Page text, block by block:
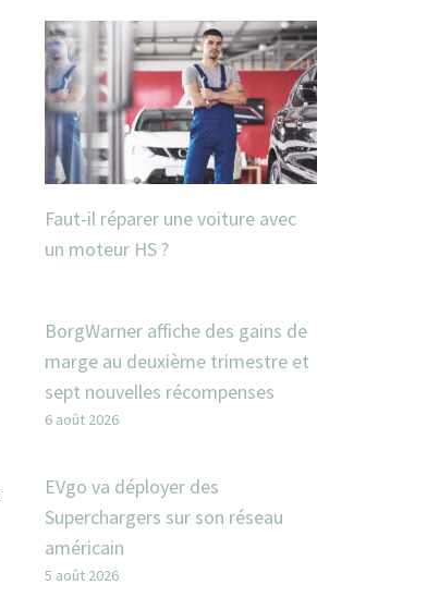
Faut-il réparer une voiture avec
un moteur HS ?
BorgWarner affiche des gains de
marge au deuxième trimestre et
sept nouvelles récompenses
6 août 2026
EVgo va déployer des
Superchargers sur son réseau
américain
5 août 2026